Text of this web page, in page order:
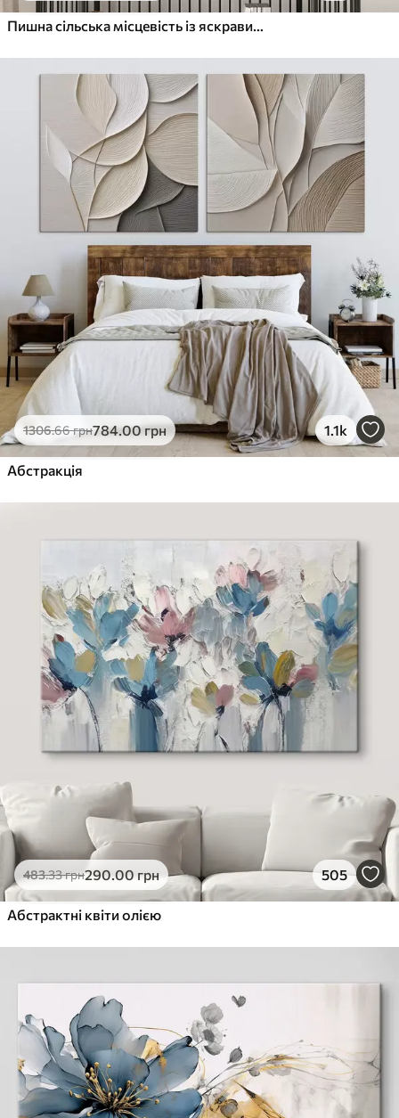
Пишна сільська місцевість із яскравим лугом диких квітів, наповненим різнокольоровими квітами під хмарним небом
1306.66грн784.00грн 1.1k
Абстракція
483.33грн290.00грн 505
Абстрактні квіти олією